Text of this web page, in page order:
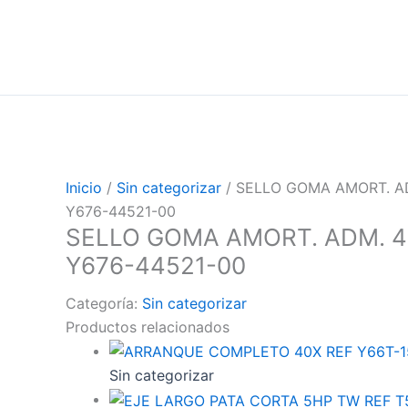
Inicio / Sin categorizar / SELLO GOMA AMORT.
Y676-44521-00
SELLO GOMA AMORT. ADM.
Y676-44521-00
Categoría: Sin categorizar
Productos relacionados
Sin categorizar